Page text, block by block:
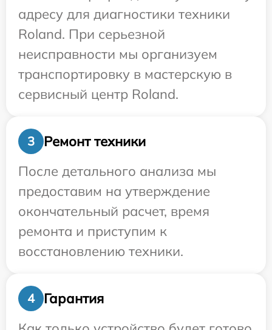
адресу для диагностики техники
Roland. При серьезной
неисправности мы организуем
транспортировку в мастерскую в
сервисный центр Roland.
3
Ремонт техники
После детального анализа мы
предоставим на утверждение
окончательный расчет, время
ремонта и приступим к
восстановлению техники.
4
Гарантия